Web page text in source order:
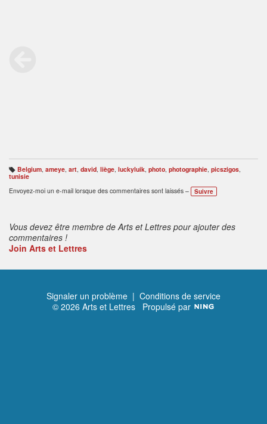
B
ali
s
e
Belgium, ameye, art, david, liège, luckyluik, photo, photographie, picszigos,
tunisie
Envoyez-moi un e-mail lorsque des commentaires sont laissés –
Suivre
Vous devez être membre de Arts et Lettres pour ajouter des
commentaires !
Join Arts et Lettres
Signaler un problème | Conditions de service
© 2026 Arts et Lettres Propulsé par